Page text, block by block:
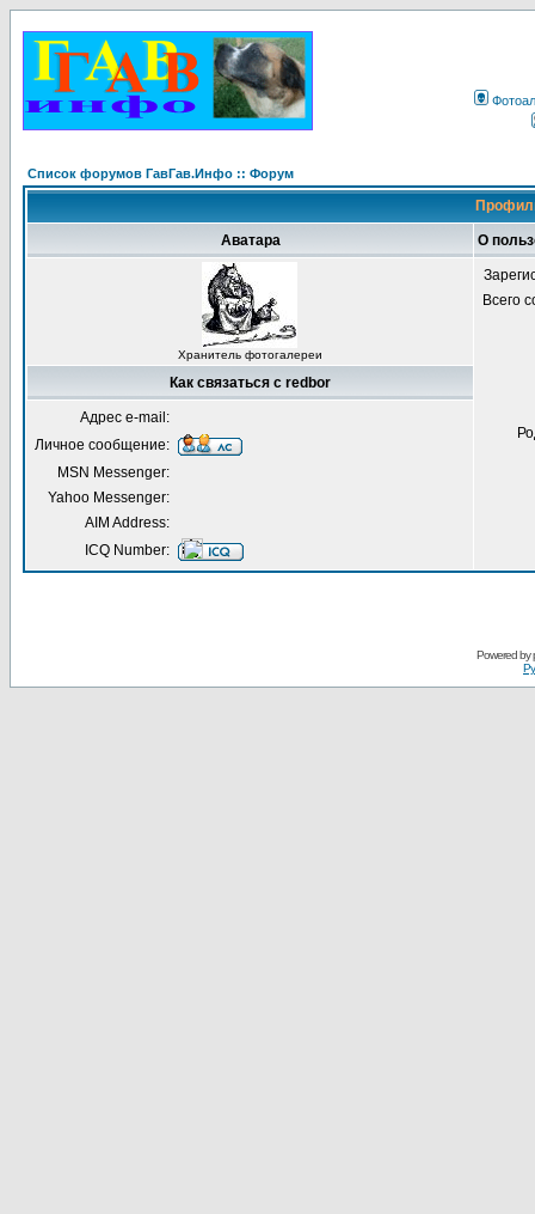
Список форумов ГавГав.Инфо :: Форум
Аватара О
Хранитель фотогалереи
Всего
Как связаться с redbor
Адрес e-mail:
Личное сообщение:
MSN Messenger:
Yahoo Messenger:
AIM Address:
ICQ Number:
Powered by